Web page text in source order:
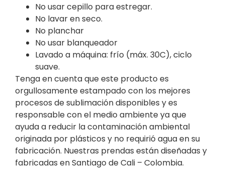
No usar cepillo para estregar.
No lavar en seco.
No planchar
No usar blanqueador
Lavado a máquina: frío (máx. 30C), ciclo
suave.
Tenga en cuenta que este producto es
orgullosamente estampado con los mejores
procesos de sublimación disponibles y es
responsable con el medio ambiente ya que
ayuda a reducir la contaminación ambiental
originada por plásticos y no requirió agua en su
fabricación. Nuestras prendas están diseñadas y
fabricadas en Santiago de Cali – Colombia.